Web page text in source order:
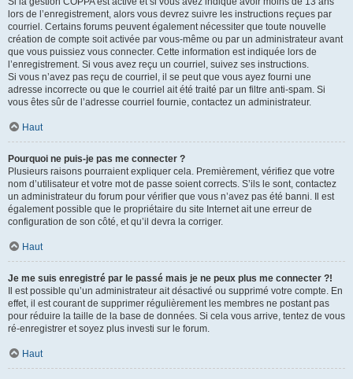
lors de l’enregistrement, alors vous devrez suivre les instructions reçues par
courriel. Certains forums peuvent également nécessiter que toute nouvelle
création de compte soit activée par vous-même ou par un administrateur avant
que vous puissiez vous connecter. Cette information est indiquée lors de
l’enregistrement. Si vous avez reçu un courriel, suivez ses instructions.
Si vous n’avez pas reçu de courriel, il se peut que vous ayez fourni une
adresse incorrecte ou que le courriel ait été traité par un filtre anti-spam. Si
vous êtes sûr de l’adresse courriel fournie, contactez un administrateur.
Haut
Pourquoi ne puis-je pas me connecter ?
Plusieurs raisons pourraient expliquer cela. Premièrement, vérifiez que votre
nom d’utilisateur et votre mot de passe soient corrects. S’ils le sont, contactez
un administrateur du forum pour vérifier que vous n’avez pas été banni. Il est
également possible que le propriétaire du site Internet ait une erreur de
configuration de son côté, et qu’il devra la corriger.
Haut
Je me suis enregistré par le passé mais je ne peux plus me connecter ?!
Il est possible qu’un administrateur ait désactivé ou supprimé votre compte. En
effet, il est courant de supprimer régulièrement les membres ne postant pas
pour réduire la taille de la base de données. Si cela vous arrive, tentez de vous
ré-enregistrer et soyez plus investi sur le forum.
Haut